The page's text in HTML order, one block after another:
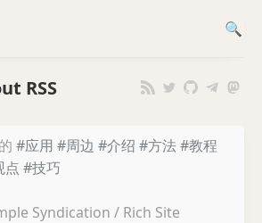
RSS
#应用 #周边 #介绍 #方法#教程
点 #技巧
Syndication / Rich Site